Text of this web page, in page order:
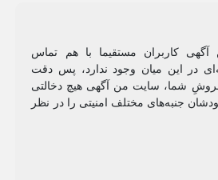
آگهی کاربران مستقیما با هم تماس
در این میان وجود ندارد، پس دقت
شما، سایت من آگهی هیچ دخالتی
جنبه‌های مختلف امنیتی را در نظر